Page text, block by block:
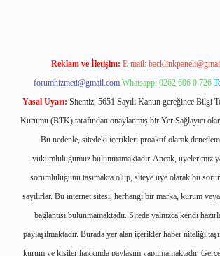
Reklam ve İletişim: E-mail:
forumhizmeti@gmail.com Whatsapp: 0262 606 0 726
Yasal Uyarı: Sitemiz, 5651 Sayılı Kanun gereğince Bilgi
Kurumu (BTK) tarafından onaylanmış bir Yer Sağlayıcı
Bu nedenle, sitedeki içerikleri proaktif olarak
yükümlülüğümüz bulunmamaktadır. Ancak, üyelerimiz
sorumluluğunu taşımakta olup, siteye üye olarak bu
sayılırlar. Bu internet sitesi, herhangi bir marka, kurum
bağlantısı bulunmamaktadır. Sitede yalnızca kendi
paylaşılmaktadır. Burada yer alan içerikler haber niteliği
kurum ve kişiler hakkında paylaşım yapılmamaktadır.